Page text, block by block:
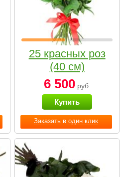
Заказать в один клик
25 красных роз
(40 см)
6 500руб.
Купить